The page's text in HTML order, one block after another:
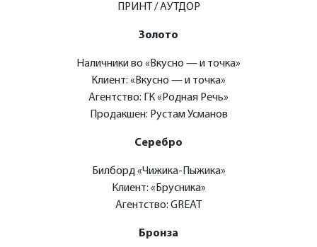
ПРИНТ / АУТДОР
Золото
Наличники во «Вкусно — и точка»
Клиент: «Вкусно — и точка»
Агентство: ГК «Родная Речь»
Продакшен: Рустам Усманов
Серебро
Билборд «Чижика-Пыжика»
Клиент: «Брусника»
Агентство: GREAT
Бронза